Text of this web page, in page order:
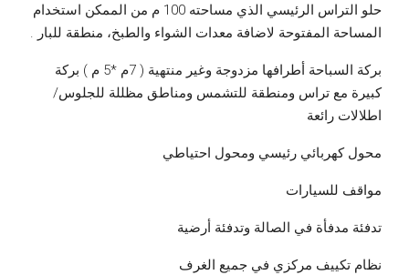
حلو التراس الرئيسي الذي مساحته 100 م من الممكن استخدام
المساحة المفتوحة لاضافة معدات الشواء والطبخ، منطقة للبار .
بركة السباحة أطرافها مزدوجة وغير منتهية ( 7م *5 م ) بركة
كبيرة مع تراس ومنطقة للتشمس ومناطق مظللة للجلوس/
اطلالات رائعة
محول كهربائي رئيسي ومحول احتياطي
مواقف للسيارات
تدفئة مدفأة في الصالة وتدفئة أرضية
نظام تكييف مركزي في جميع الغرف